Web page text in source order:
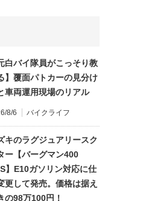
白バイ隊員がこっそり教
】覆面パトカーの見分け
車両運用現場のリアル
8/6 バイクライフ
キのラグジュアリースク
ー【バーグマン400
】E10ガソリン対応に仕
更して発売。価格は据え
の98万100円！